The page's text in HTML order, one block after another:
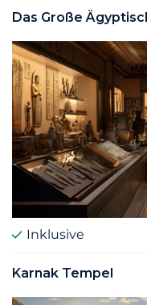
Das Große
Inklusive
Karnak Tempel